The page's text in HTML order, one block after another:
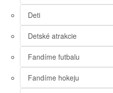
Deti
Detské atrakcie
Fandíme futbalu
Fandíme hokeju